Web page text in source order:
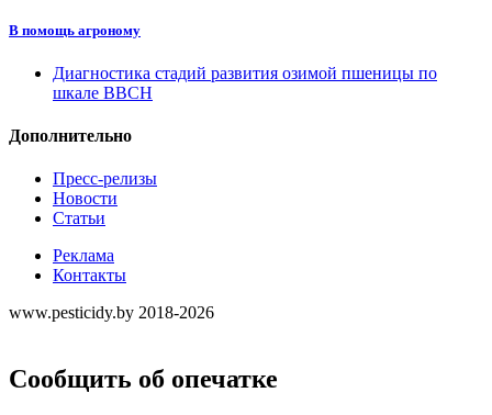
В помощь агроному
Диагностика стадий развития озимой пшеницы по
шкале ВВСН
Дополнительно
Пресс-релизы
Новости
Статьи
Реклама
Контакты
www.pesticidy.by 2018-2026
Сообщить об опечатке